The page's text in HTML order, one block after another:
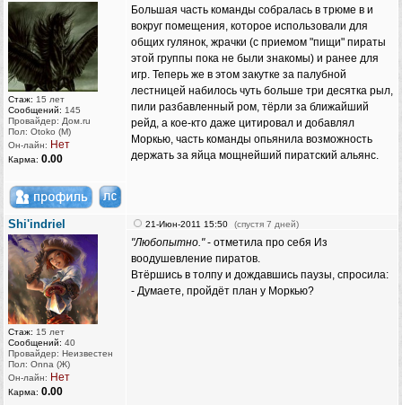
Стаж: 15 лет
Сообщений: 145
Провайдер: Дом.ru
Пол: Otoko (M)
Он-лайн: Нет
Карма: 0.00
Большая часть команды собралась в трюме в и
вокруг помещения, которое использовали для
общих гулянок, жрачки (с приемом "пищи" пираты
этой группы пока не были знакомы) и ранее для
игр. Теперь же в этом закутке за палубной
лестницей набилось чуть больше три десятка рыл,
пили разбавленный ром, тёрли за ближайший
рейд, а кое-кто даже цитировал и добавлял
Моркью, часть команды опьянила возможность
держать за яйца мощнейший пиратский альянс.
Shi'indriel
Стаж: 15 лет
Сообщений: 40
Провайдер: Неизвестен
Пол: Onna (Ж)
Он-лайн: Нет
Карма: 0.00
21-Июн-2011 15:50 (спустя 7 дней)
"Любопытно."- отметила про себя Из
воодушевление пиратов.
Втёршись в толпу и дождавшись паузы, спросила:
- Думаете, пройдёт план у Моркью?